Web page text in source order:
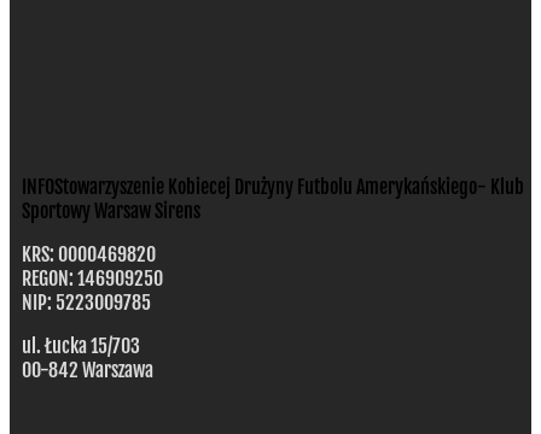
INFOStowarzyszenie Kobiecej Drużyny Futbolu Amerykańskiego- Klub
Sportowy Warsaw Sirens
KRS: 0000469820
REGON: 146909250
NIP: 5223009785
ul. Łucka 15/703
00-842 Warszawa